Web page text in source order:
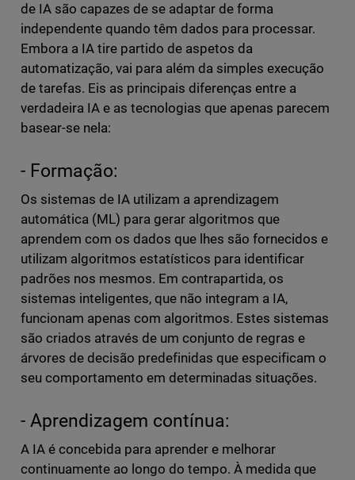
de IA são capazes de se adaptar de forma
independente quando têm dados para processar.
Embora a IA tire partido de aspetos da
automatização, vai para além da simples execução
de tarefas. Eis as principais diferenças entre a
verdadeira IA e as tecnologias que apenas parecem
basear-se nela:
- Formação:
Os sistemas de IA utilizam a aprendizagem
automática (ML) para gerar algoritmos que
aprendem com os dados que lhes são fornecidos e
utilizam algoritmos estatísticos para identificar
padrões nos mesmos. Em contrapartida, os
sistemas inteligentes, que não integram a IA,
funcionam apenas com algoritmos. Estes sistemas
são criados através de um conjunto de regras e
árvores de decisão predefinidas que especificam o
seu comportamento em determinadas situações.
- Aprendizagem contínua:
A IA é concebida para aprender e melhorar
continuamente ao longo do tempo. À medida que